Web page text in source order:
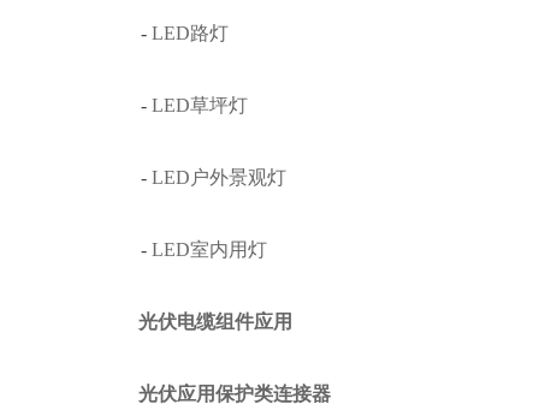
- LED路灯
- LED草坪灯
- LED户外景观灯
- LED室内用灯
光伏电缆组件应用
光伏应用保护类连接器